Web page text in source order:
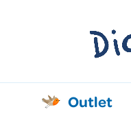
Outlet